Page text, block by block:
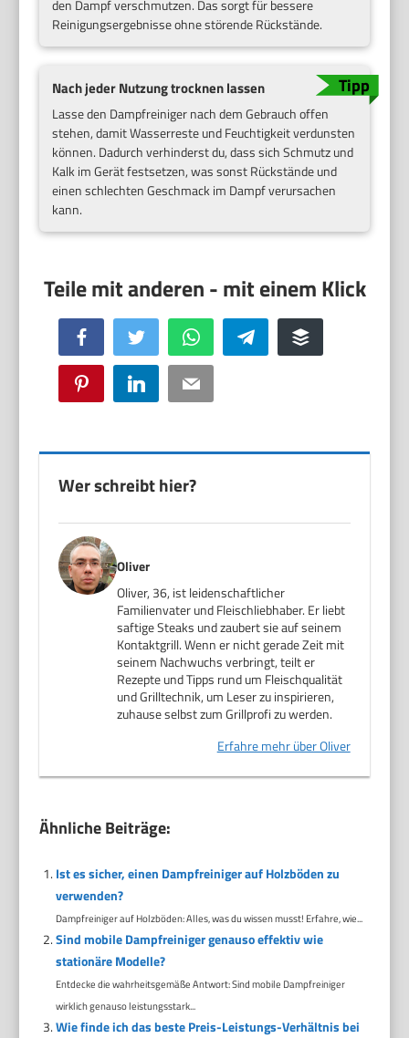
den Dampf verschmutzen. Das sorgt für bessere
Reinigungsergebnisse ohne störende Rückstände.
Nach jeder Nutzung trocknen lassen
Lasse den Dampfreiniger nach dem Gebrauch offen
stehen, damit Wasserreste und Feuchtigkeit verdunsten
können. Dadurch verhinderst du, dass sich Schmutz und
Kalk im Gerät festsetzen, was sonst Rückstände und
einen schlechten Geschmack im Dampf verursachen
kann.
Facebook Twitter WhatsApp Telegram Buffer
Pinterest LinkedIn Email
Wer schreibt hier?
Oliver
Oliver, 36, ist leidenschaftlicher
Familienvater und Fleischliebhaber. Er liebt
saftige Steaks und zaubert sie auf seinem
Kontaktgrill. Wenn er nicht gerade Zeit mit
seinem Nachwuchs verbringt, teilt er
Rezepte und Tipps rund um Fleischqualität
und Grilltechnik, um Leser zu inspirieren,
zuhause selbst zum Grillprofi zu werden.
Erfahre mehr über Oliver
Ähnliche Beiträge:
Ist es sicher, einen Dampfreiniger auf Holzböden zu
verwenden?
Dampfreiniger auf Holzböden: Alles, was du wissen musst! Erfahre, wie...
Sind mobile Dampfreiniger genauso effektiv wie
stationäre Modelle?
Entdecke die wahrheitsgemäße Antwort: Sind mobile Dampfreiniger
wirklich genauso leistungsstark...
Wie finde ich das beste Preis-Leistungs-Verhältnis bei